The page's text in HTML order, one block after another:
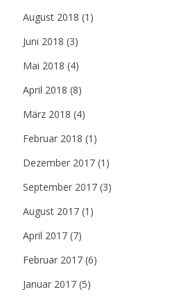
August 2018 (1)
Juni 2018 (3)
Mai 2018 (4)
April 2018 (8)
März 2018 (4)
Februar 2018 (1)
Dezember 2017 (1)
September 2017 (3)
August 2017 (1)
April 2017 (7)
Februar 2017 (6)
Januar 2017 (5)